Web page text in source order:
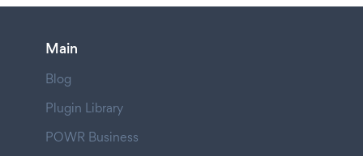
Main
Blog
Plugin Library
POWR Business